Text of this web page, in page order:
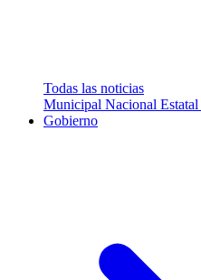
Todas las noticias
Municipal Nacional Estatal
Gobierno